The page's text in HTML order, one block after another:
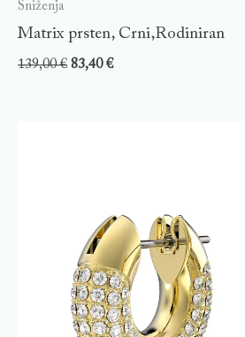
Sniženja
Matrix prsten, Crni,Rodiniran
139,00€ 83,40€